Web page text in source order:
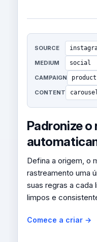
SOURCE
MEDIUM social
CAMPAIGN
CONTENT
Padronize
Defina a origem, o
rastreamento uma
suas regras a cada
limpos e
Comece a criar →